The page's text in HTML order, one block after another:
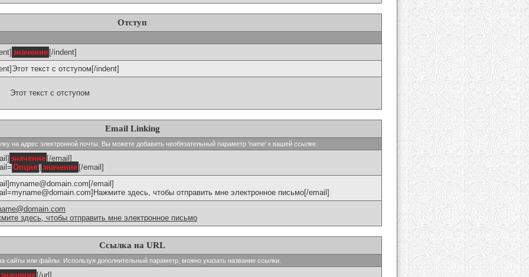
Отступ
значение [/indent]
текст с отступом[/indent]
Этот текст с отступом
Email Linking
на адрес электронной почты. Вы можете добавить необязательный параметр 'name' к вашей ссылке.
значение [/email]
Опция ] значение [/email]
email]
здесь, чтобы отправить мне электронное письмо[/email]
здесь, чтобы отправить мне электронное письмо
Ссылка на URL
сайты или файлы. Используя дополнительный параметр, можно указать название ссылки.
значение [/url]